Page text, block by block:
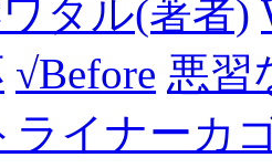
タル(著者)
√Before 悪習
ライナーカ